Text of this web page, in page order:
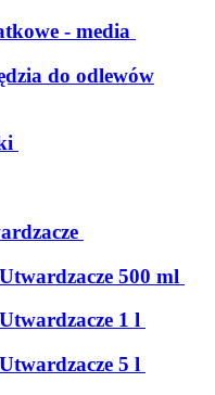
- media
do odlewów
500 ml
1 l
5 l